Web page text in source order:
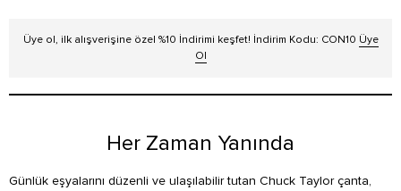
Üye ol, ilk alışverişine özel %10 İndirimi keşfet! İndirim Kodu: CON10 Üye
Ol
Her Zaman Yanında
Günlük eşyalarını düzenli ve ulaşılabilir tutan Chuck Taylor çanta,